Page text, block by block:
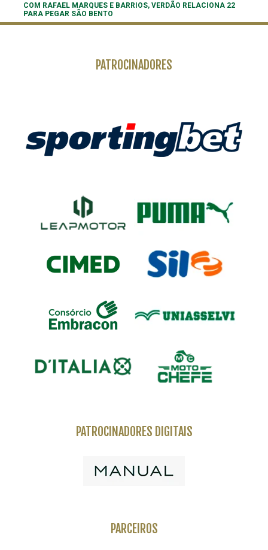
COM RAFAEL MARQUES E BARRIOS, VERDÃO RELACIONA 22
PARA PEGAR SÃO BENTO
PATROCINADORES
PATROCINADORES DIGITAIS
PARCEIROS